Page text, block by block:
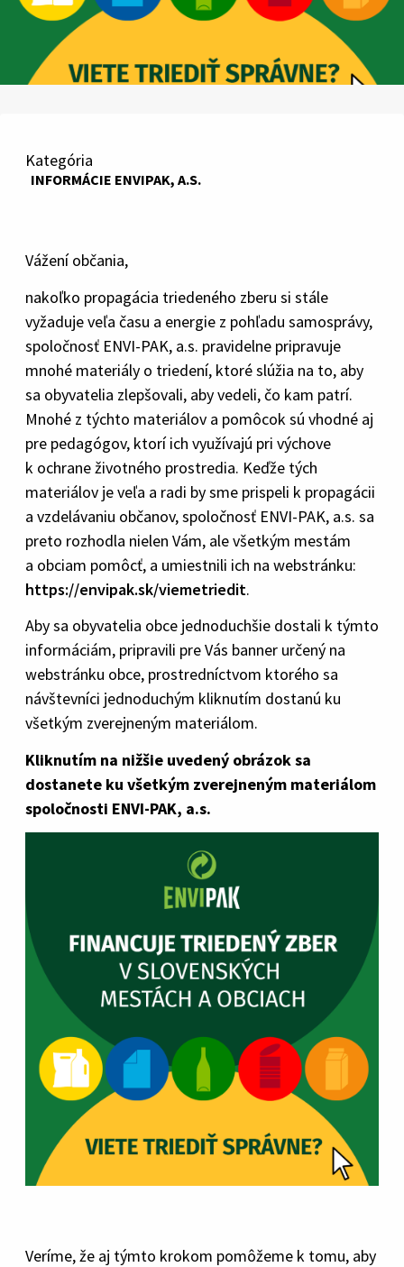
Kategória
INFORMÁCIE ENVIPAK, A.S.
Vážení občania,
nakoľko propagácia triedeného zberu si stále
vyžaduje veľa času a energie z pohľadu samosprávy,
spoločnosť ENVI-PAK, a.s. pravidelne pripravuje
mnohé materiály o triedení, ktoré slúžia na to, aby
sa obyvatelia zlepšovali, aby vedeli, čo kam patrí.
Mnohé z týchto materiálov a pomôcok sú vhodné aj
pre pedagógov, ktorí ich využívajú pri výchove
k ochrane životného prostredia. Keďže tých
materiálov je veľa a radi by sme prispeli k propagácii
a vzdelávaniu občanov, spoločnosť ENVI-PAK, a.s. sa
preto rozhodla nielen Vám, ale všetkým mestám
a obciam pomôcť, a umiestnili ich na webstránku:
https://envipak.sk/viemetriedit.
Aby sa obyvatelia obce jednoduchšie dostali k týmto
informáciám, pripravili pre Vás banner určený na
webstránku obce, prostredníctvom ktorého sa
návštevníci jednoduchým kliknutím dostanú ku
všetkým zverejneným materiálom.
Kliknutím na nižšie uvedený obrázok sa
dostanete ku všetkým zverejneným materiálom
spoločnosti ENVI-PAK, a.s.
Veríme, že aj týmto krokom pomôžeme k tomu, aby